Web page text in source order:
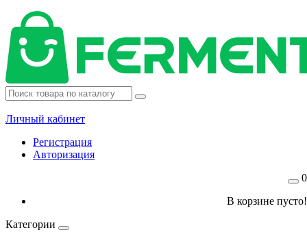
Личный кабинет
Регистрация
Авторизация
0
В корзине пусто!
Категории